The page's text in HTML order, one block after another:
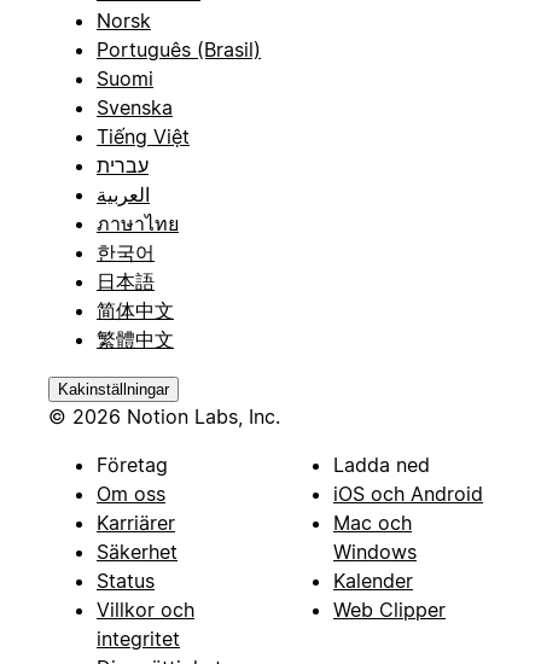
Norsk
Português (Brasil)
Suomi
Svenska
Tiếng Việt
עברית
العربية
ภาษาไทย
한국어
日本語
简体中文
繁體中文
Kakinställningar
© 2026 Notion Labs, Inc.
Företag
Om oss
Karriärer
Säkerhet
Status
Villkor och
integritet
Ladda ned
iOS och Android
Mac och
Windows
Kalender
Web Clipper